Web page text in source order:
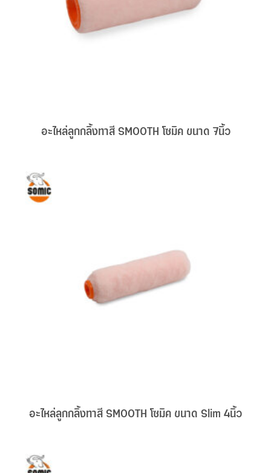
อะไหล่ลูกกลิ้งทาสี SMOOTH โซมิค ขนาด 7นิ้ว
อะไหล่ลูกกลิ้งทาสี SMOOTH โซมิค ขนาด Slim 4นิ้ว